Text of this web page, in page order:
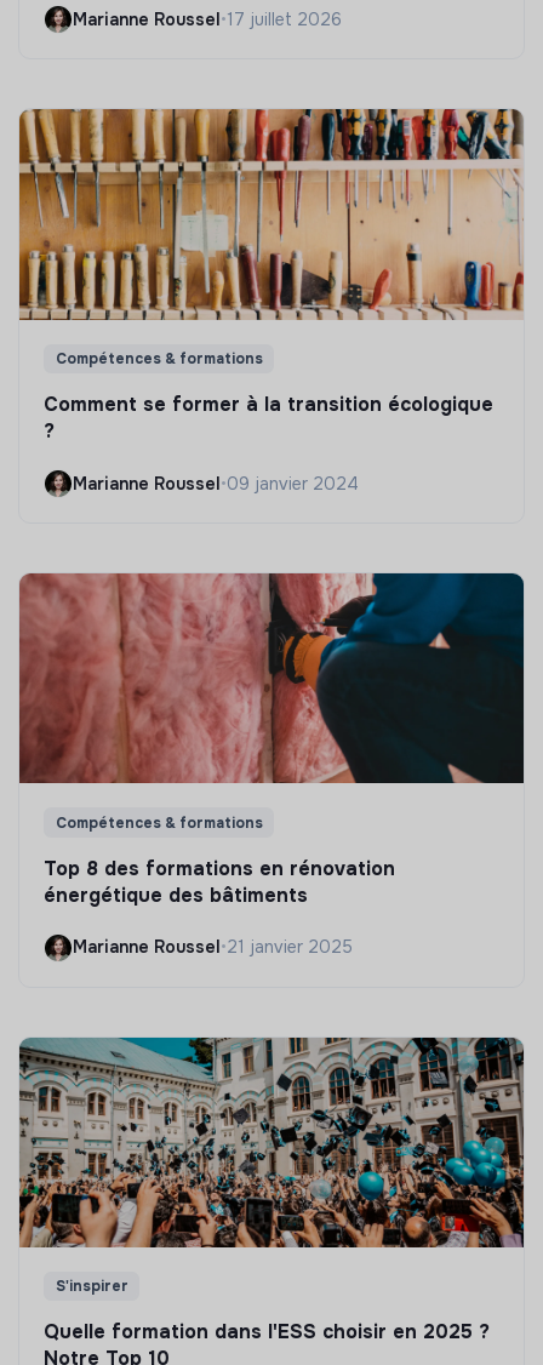
Marianne Roussel•17 juillet 2026
Compétences & formations
Comment se former à la transition écologique
?
Marianne Roussel•09 janvier 2024
Compétences & formations
Top 8 des formations en rénovation
énergétique des bâtiments
Marianne Roussel•21 janvier 2025
S'inspirer
Quelle formation dans l'ESS choisir en 2025 ?
Notre Top 10